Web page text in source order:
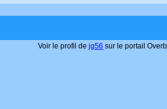
Voir le profil dejg56 sur le portail